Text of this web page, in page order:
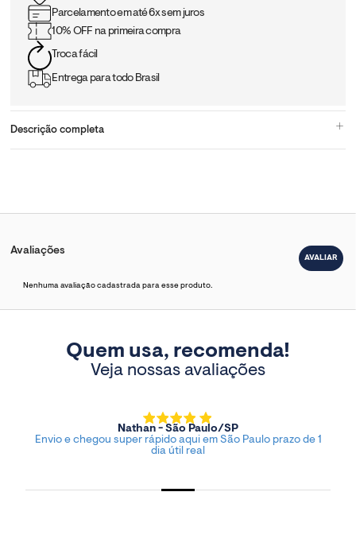
Parcelamento em até 6x sem juros
10% OFF na primeira compra
Troca fácil
Entrega para todo Brasil
Descrição completa
Avaliações
Nenhuma avaliação cadastrada para esse produto.
Quem usa, recomenda!
Veja nossas avaliações
Nathan - São Paulo/SP
Envio e chegou super rápido aqui em São Paulo prazo de 1
dia útil real